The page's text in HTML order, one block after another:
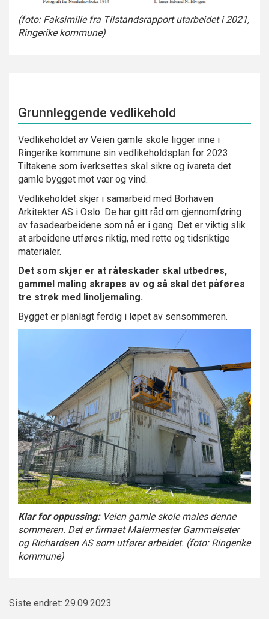
(foto: Faksimilie fra Tilstandsrapport utarbeidet i 2021,
Ringerike kommune)
Grunnleggende vedlikehold
Vedlikeholdet av Veien gamle skole ligger inne i
Ringerike kommune sin vedlikeholdsplan for 2023.
Tiltakene som iverksettes skal sikre og ivareta det
gamle bygget mot vær og vind.
Vedlikeholdet skjer i samarbeid med Borhaven
Arkitekter AS i Oslo. De har gitt råd om gjennomføring
av fasadearbeidene som nå er i gang. Det er viktig slik
at arbeidene utføres riktig, med rette og tidsriktige
materialer.
Det som skjer er at råteskader skal utbedres,
gammel maling skrapes av og så skal det påføres
tre strøk med linoljemaling.
Bygget er planlagt ferdig i løpet av sensommeren.
Klar for oppussing: Veien gamle skole males denne
sommeren. Det er firmaetMalermester Gammelseter
og Richardsen AS som utfører arbeidet. (foto: Ringerike
kommune)
Siste endret: 29.09.2023